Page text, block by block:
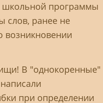
школьной программы
слов, ранее не
возникновении
В "однокоренные"
при определении